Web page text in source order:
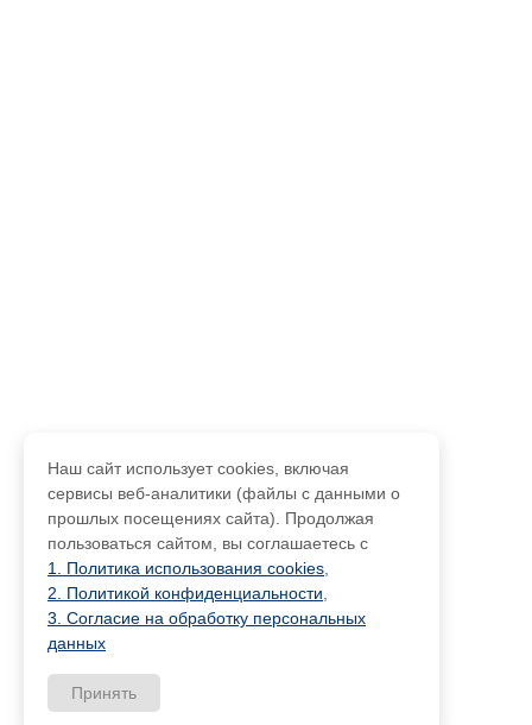
Наш сайт использует cookies, включая
сервисы веб-аналитики (файлы с данными о
прошлых посещениях сайта). Продолжая
пользоваться сайтом, вы соглашаетесь с
1. Политика использования cookies
2. Политикой конфиденциальности
3. Согласие на обработку персональных
данных
Принять